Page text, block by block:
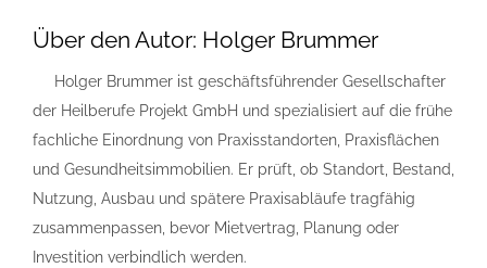
Über den Autor: Holger Brummer
Holger Brummer ist geschäftsführender Gesellschafter
der Heilberufe Projekt GmbH und spezialisiert auf die frühe
fachliche Einordnung von Praxisstandorten, Praxisflächen
und Gesundheitsimmobilien. Er prüft, ob Standort, Bestand,
Nutzung, Ausbau und spätere Praxisabläufe tragfähig
zusammenpassen, bevor Mietvertrag, Planung oder
Investition verbindlich werden.